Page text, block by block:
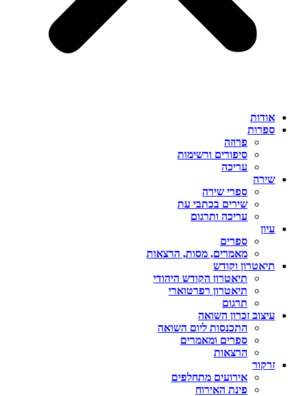
אודות
ספרות
פרוזה
סיפורים ורשימות
עריכה
שירה
ספרי שירה
שירים בכתבי עת
עריכה ותרגום
עיון
ספרים
מאמרים, מסות, הרצאות
תיאטרון וקודש
תיאטרון הקודש היהודי
תיאטרון רפרטוארי
תרגום
עיצוב זכרון השואה
התכנסות ליום השואה
ספרים ומאמרים
הרצאות
זרקור
אירועים מתחלפים
פינת האירוח